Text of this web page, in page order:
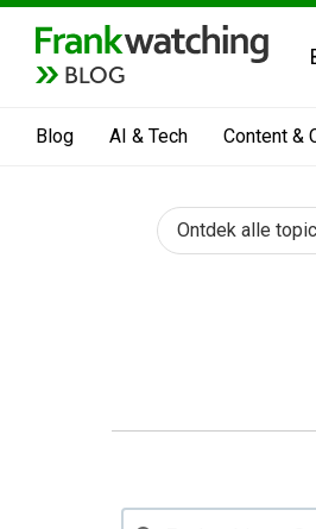
BLOG
Blog AI & Tech Content &
Ontdek alle